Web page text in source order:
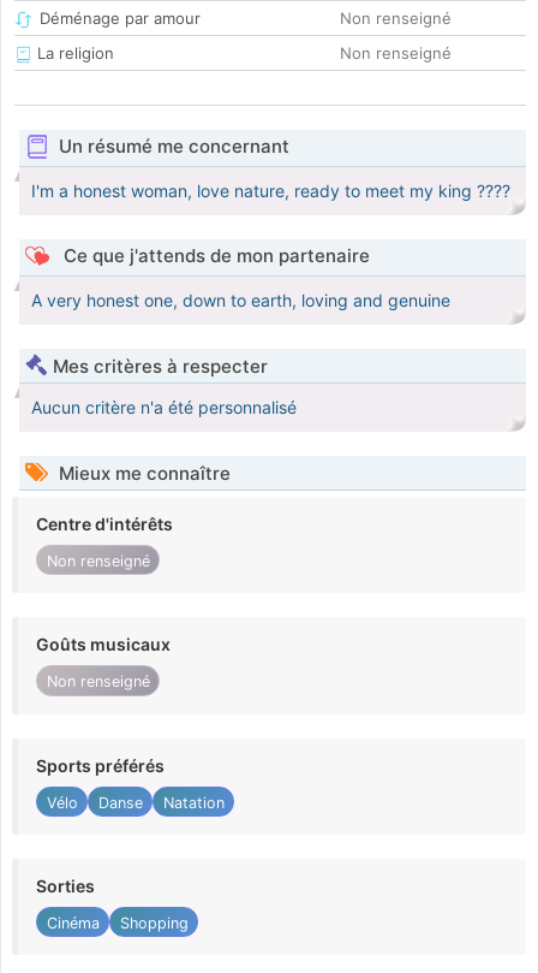
Déménage par amour
Non renseigné
La religion
Non renseigné
Un résumé me concernant
I'm a honest woman, love nature, ready to meet my king ????
Ce que j'attends de mon partenaire
A very honest one, down to earth, loving and genuine
Mes critères à respecter
Aucun critère n'a été personnalisé
Mieux me connaître
Centre d'intérêts
Non renseigné
Goûts musicaux
Non renseigné
Sports préférés
Vélo Danse Natation
Sorties
Cinéma Shopping